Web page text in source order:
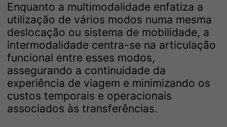
Enquanto a multimodalidade enfatiza a
utilização de vários modos numa mesma
deslocação ou sistema de mobilidade, a
intermodalidade centra-se na articulação
funcional entre esses modos,
assegurando a continuidade da
experiência de viagem e minimizando os
custos temporais e operacionais
associados às transferências.